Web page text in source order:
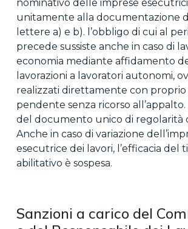
nominativo delle imprese
unitamente alla documentazione
lettere a) e b). l’obbligo di cui al
precede sussiste anche in caso di
economia mediante affidamento
lavorazioni a lavoratori autonomi,
realizzati direttamente con proprio
pendente senza ricorso all’appalto.
del documento unico di regolarità
Anche in caso di variazione
esecutrice dei lavori, l’efficacia del
abilitativo è sospesa.
Sanzioni a carico del